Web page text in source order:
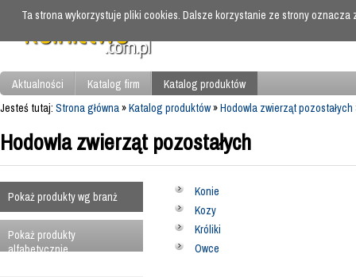
Aktualności Katalog firm
Katalog produktów
Jesteś tutaj: Strona główna»Katalog produktów»Hodowla zwierząt pozostałych
Hodowla zwierząt pozostałych
Pokaż produkty wg branż
Pokaż produkty
alfabetycznie
Konie
Kozy
Króliki
Owce
Ta strona wykorzystuje pliki cookies. Dalsze korzystanie ze strony